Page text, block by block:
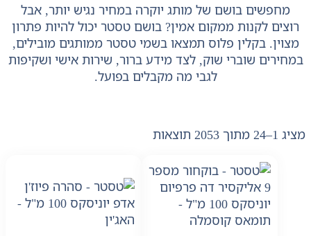
מחפשים בושם של מותג יוקרה במחיר נגיש יותר, אבל
רוצים לקנות ממקום אמין? בושם טסטר יכול להיות פתרון
מצוין. בקלין פלוס תמצאו בשמי טסטר ממותגים מובילים,
במחירים שוברי שוק, לצד מידע ברור, שירות אישי ושקיפות
לגבי מה מקבלים בפועל.
מציג 1–24 מתוך 2053 תוצאות